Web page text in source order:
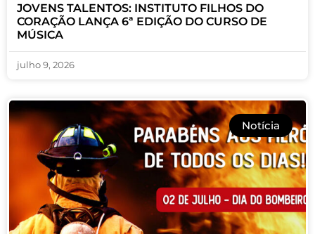
JOVENS TALENTOS: INSTITUTO FILHOS DO
CORAÇÃO LANÇA 6ª EDIÇÃO DO CURSO DE
MÚSICA
julho 9, 2026
Notícia